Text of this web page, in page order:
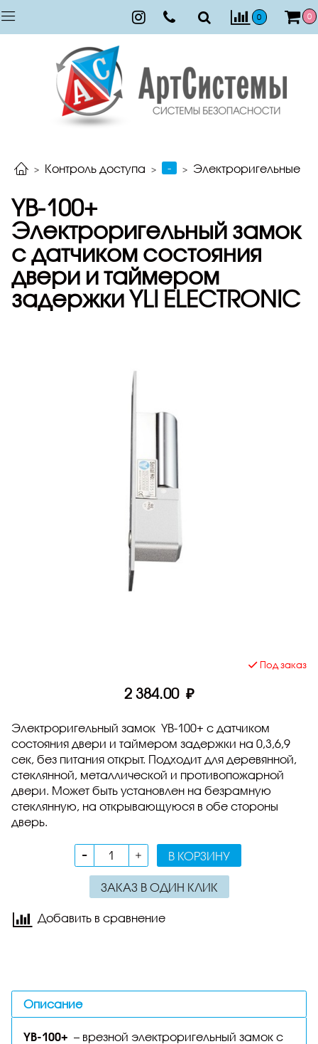
0 0
Контроль доступа - Электроригельные
YB-100+
Электроригельный замок
с датчиком состояния
двери и таймером
задержки YLI ELECTRONIC
Под заказ
2 384.00 ₽
Электроригельный замок YB-100+ с датчиком
состояния двери и таймером задержки на 0,3,6,9
сек, без питания открыт. Подходит для деревянной,
стеклянной, металлической и противопожарной
двери. Может быть установлен на безрамную
стеклянную, на открывающуюся в обе стороны
дверь.
В КОРЗИНУ
ЗАКАЗ В ОДИН КЛИК
Добавить в сравнение
Описание
YB-100+ – врезной электроригельный замок с